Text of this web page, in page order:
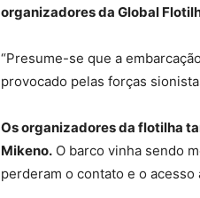
organizadores da Global
“Presume-se que a
provocado pelas forças
Os organizadores da flotilha
Mikeno. O barco vinha sendo
perderam o contato e o acesso